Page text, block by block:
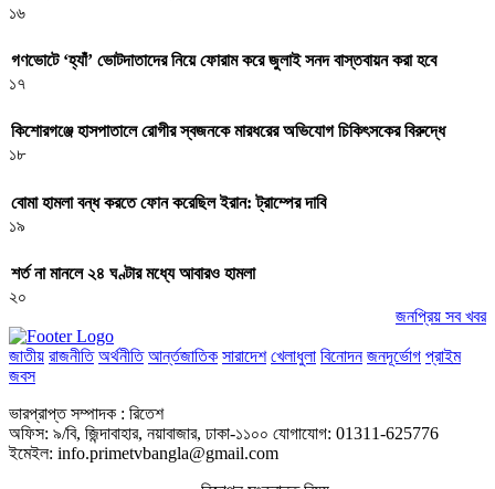
১৬
গণভোটে ‘হ্যাঁ’ ভোটদাতাদের নিয়ে ফোরাম করে জুলাই সনদ বাস্তবায়ন করা হবে
১৭
কিশোরগঞ্জে হাসপাতালে রোগীর স্বজনকে মারধরের অভিযোগ চিকিৎসকের বিরুদ্ধে
১৮
বোমা হামলা বন্ধ করতে ফোন করেছিল ইরান: ট্রাম্পের দাবি
১৯
শর্ত না মানলে ২৪ ঘণ্টার মধ্যে আবারও হামলা
২০
জনপ্রিয় সব খবর
জাতীয় রাজনীতি অর্থনীতি আর্ন্তজাতিক সারাদেশ খেলাধুলা বিনোদন জনদূর্ভোগ প্রাইম
জবস
ভারপ্রাপ্ত সম্পাদক : রিতেশ
অফিস: ৯/বি, জিন্দাবাহার, নয়াবাজার, ঢাকা-১১০০ যোগাযোগ: 01311-625776
ইমেইল: info.primetvbangla@gmail.com